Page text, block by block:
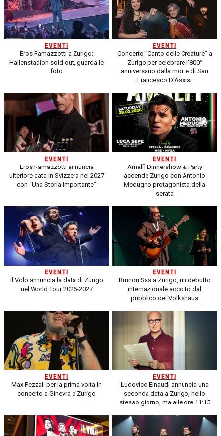
EVENTI
Eros Ramazzotti a Zurigo:
Hallenstadion sold out, guarda le
foto
EVENTI
Concerto "Canto delle Creature" a
Zurigo per celebrare l'800°
anniversario dalla morte di San
Francesco D'Assisi
EVENTI
Eros Ramazzotti annuncia
ulteriore data in Svizzera nel 2027
con “Una Storia Importante”
EVENTI
Amalfi Dinnershow & Party
accende Zurigo con Antonio
Medugno protagonista della
serata
EVENTI
Il Volo annuncia la data di Zurigo
nel World Tour 2026-2027
EVENTI
Brunori Sas a Zurigo, un debutto
internazionale accolto dal
pubblico del Volkshaus
EVENTI
Max Pezzali per la prima volta in
concerto a Ginevra e Zurigo
EVENTI
Ludovico Einaudi annuncia una
seconda data a Zurigo, nello
stesso giorno, ma alle ore 11:15